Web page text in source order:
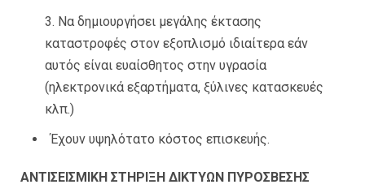
Να δημιουργήσει μεγάλης έκτασης
καταστροφές στον εξοπλισμό ιδιαίτερα εάν
αυτός είναι ευαίσθητος στην υγρασία
(ηλεκτρονικά εξαρτήματα, ξύλινες κατασκευές
κλπ.)
Έχουν υψηλότατο κόστος επισκευής.
ΑΝΤΙΣΕΙΣΜΙΚΗ ΣΤΗΡΙΞΗ ΔΙΚΤΥΩΝ ΠΥΡΟΣΒΕΣΗΣ